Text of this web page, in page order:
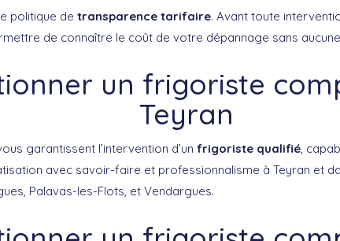
politique de transparence tarifaire. Avant toute
de connaître le coût de votre dépannage sans
un frigoriste
Teyran
garantissent l’intervention d’un frigoriste qualifié,
avec savoir-faire et professionnalisme à Teyran et
Palavas-les-Flots, et Vendargues.